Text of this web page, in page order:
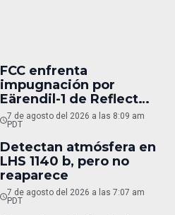
FCC enfrenta
impugnación por
Eärendil-1 de Reflect
Orbital
7 de agosto del 2026 a las 8:09 am
PDT
Detectan atmósfera en
LHS 1140 b, pero no
reaparece
7 de agosto del 2026 a las 7:07 am
PDT